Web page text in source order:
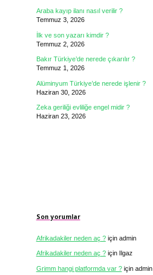
Araba kayıp ilanı nasıl verilir ?
Temmuz 3, 2026
İlk ve son yazarı kimdir ?
Temmuz 2, 2026
Bakır Türkiye’de nerede çıkarılır ?
Temmuz 1, 2026
Alüminyum Türkiye’de nerede işlenir ?
Haziran 30, 2026
Zeka geriliği evliliğe engel midir ?
Haziran 23, 2026
Son yorumlar
Afrikadakiler neden aç ?için admin
Afrikadakiler neden aç ?için Ilgaz
Grimm hangi platformda var ?için admin